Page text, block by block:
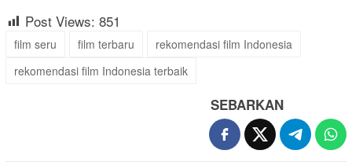
Post Views: 851
film seru film terbaru
rekomendasi film Indonesia
rekomendasi film Indonesia terbaik
SEBARKAN